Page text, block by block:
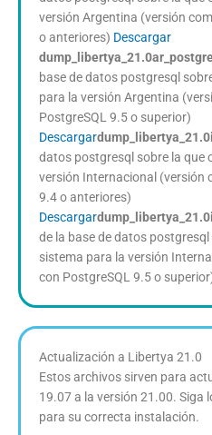
versión Argentina (versión
o anteriores) Descargar
base de datos postgresql
para la versión Argentina
PostgreSQL 9.5 o superior)
Descargar
datos postgresql sobre la que
versión Internacional (versión
9.4 o anteriores)
Descargar
de la base de datos postgresql
sistema para la versión
con PostgreSQL 9.5 o
Actualización a Libertya 21.0
Estos archivos sirven para
19.07 a la versión 21.00. Siga
para su correcta instalación.